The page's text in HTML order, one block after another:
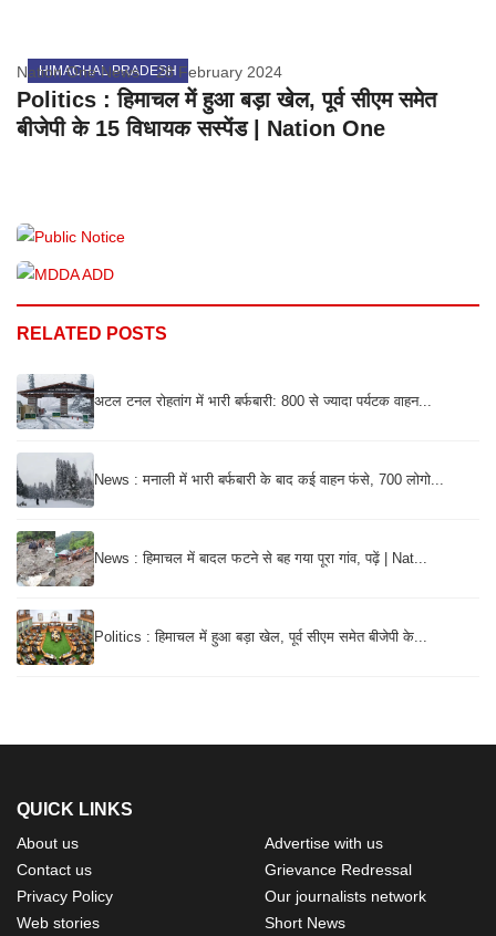
HIMACHAL PRADESH
Nation One News 28 February 2024
Politics : हिमाचल में हुआ बड़ा खेल, पूर्व सीएम समेत
बीजेपी के 15 विधायक सस्पेंड | Nation One
RELATED POSTS
अटल टनल रोहतांग में भारी बर्फबारी: 800 से ज्यादा पर्यटक वाहन...
News : मनाली में भारी बर्फबारी के बाद कई वाहन फंसे, 700 लोगो...
News : हिमाचल में बादल फटने से बह गया पूरा गांव, पढ़ें | Nat...
Politics : हिमाचल में हुआ बड़ा खेल, पूर्व सीएम समेत बीजेपी के...
QUICK LINKS
About us
Contact us
Privacy Policy
Advertise with us
Grievance Redressal
Our journalists network
Web stories
Short News